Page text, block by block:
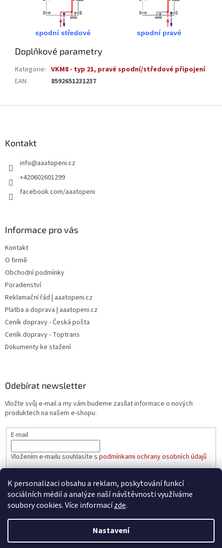
K personalizaci obsahu a reklam, poskytování funkcí
sociálních médií a analýze naší návštěvnosti využíváme
soubory cookies. Více informacízde.
Nastavení
spodní středové spodní pravé
Doplňkové parametry
Kategorie: VKM8 - typ 21, pravé spodní/středové připojení
EAN: 8592651231237
Kontakt
info@aaatopeni.cz
+420602601299
facebook.com/aaatopeni
Informace pro vás
Kontakt
O firmě
Obchodní podmínky
Poradenství
Reklamační řád | aaatopeni.cz
Platba a doprava | aaatopeni.cz
Ceník dopravy - Česká pošta
Ceník dopravy - Toptrans
Dokumenty ke stažení
Odebírat newsletter
Vložte svůj e-mail a my vám budeme zasílat informace o nových
produktech na našem e-shopu.
E-mail
Vložením e-mailu souhlasíte s podmínkami ochrany osobních údajů
PŘIHLÁSIT SE